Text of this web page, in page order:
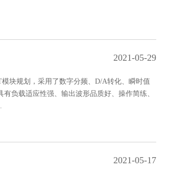
2021-05-29
块规划，采用了数字分频、D/A转化、瞬时值
负载适应性强、输出波形品质好、操作简练、
2021-05-17